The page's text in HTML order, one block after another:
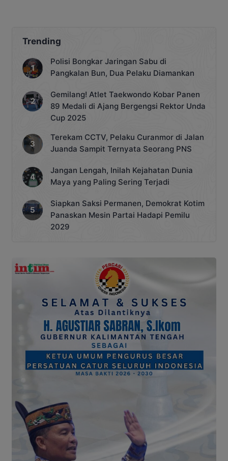
Trending
Polisi Bongkar Jaringan Sabu di
Pangkalan Bun, Dua Pelaku Diamankan
Gemilang! Atlet Taekwondo Kobar Panen
89 Medali di Ajang Bergengsi Rektor Unda
Cup 2025
Terekam CCTV, Pelaku Curanmor di Jalan
Juanda Sampit Ternyata Seorang PNS
Jangan Lengah, Inilah Kejahatan Dunia
Maya yang Paling Sering Terjadi
Siapkan Saksi Permanen, Demokrat Kotim
Panaskan Mesin Partai Hadapi Pemilu
2029